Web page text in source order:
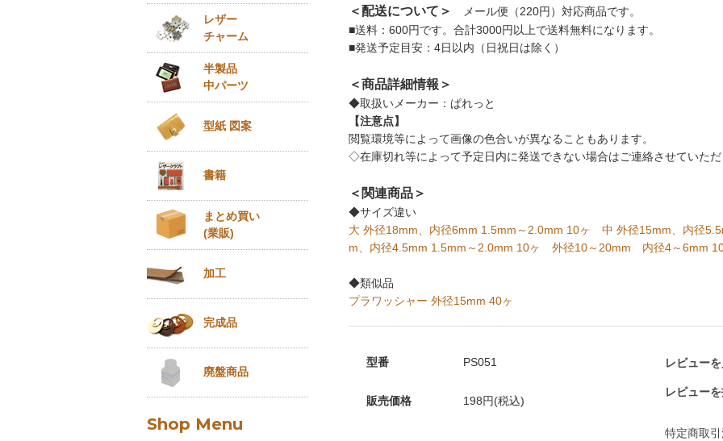
＜配送について＞
メール便（220円）対応商品です。
■送料：600円です。合計3000円以上で送料無料になります。
■発送予定目安：4日以内（日祝日は除く）
＜商品詳細情報＞
◆取扱いメーカー：ぱれっと
【注意点】
閲覧環境等によって画像の色合いが異なることもあります。
◇在庫切れ等によって予定日内に発送できない場合はご連絡させていた
＜関連商品＞
◆サイズ違い
大 外径18mm、内径6mm 1.5mm～2.0mm 10ヶ
中 外径15mm、内径
m、内径4.5mm 1.5mm～2.0mm 10ヶ
外径10～20mm 内径4～6mm
◆類似品
プラワッシャー 外径15mm 40ヶ
型番 PS051
販売価格 198円(税込)
レビュー
レビュー
特定商取
レザー
チャーム
半製品
中パーツ
型紙 図案
書籍
まとめ買い
(業販)
加工
完成品
廃盤商品
Shop Menu